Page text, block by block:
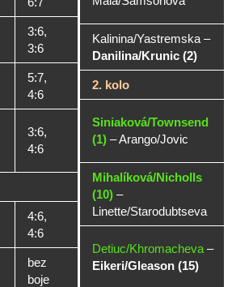
3:6,
3:6
5:7,
4:6
3:6,
4:6
4:6,
4:6
bez
boje
Kalinina/Yastremska –
Danilina/Krunic (2)
2. kolo
Siniaková/Townsend
(1) –Arango/Jovic
Mihalíková/Nicholls
(10) –
Linette/Starodubtseva
Detiuc/Khromacheva –
Eikeri/Gleason (15)